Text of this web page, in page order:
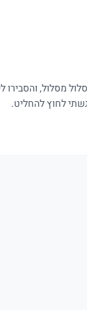
מסלול, והסבירו
לחוץ להחליט.